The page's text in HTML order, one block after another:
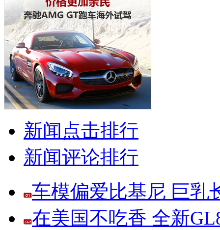
新闻点击排行
新闻评论排行
车模偏爱比基尼 巨乳
在美国不吃香 全新